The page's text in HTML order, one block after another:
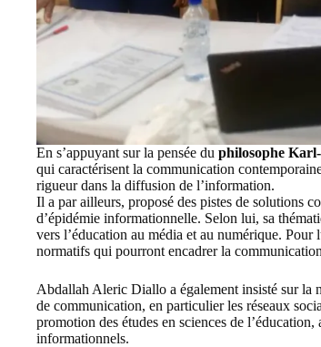
En s’appuyant sur la pensée du philosophe
qui caractérisent la communication
rigueur dans la diffusion de l’information.
Il a par ailleurs, proposé des pistes de solutions
d’épidémie informationnelle. Selon lui, sa
vers l’éducation au média et au numérique.
normatifs qui pourront encadrer la
Abdallah Aleric Diallo a également insisté sur la
de communication, en particulier les réseaux
promotion des études en sciences de
informationnels.